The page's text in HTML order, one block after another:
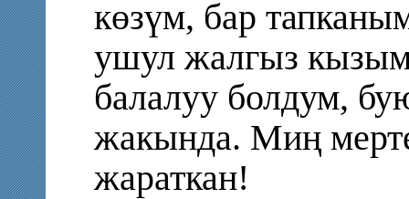
көзүм, бар
ушул жалгыз
балалуу болдум,
жакында. Миң
жараткан!